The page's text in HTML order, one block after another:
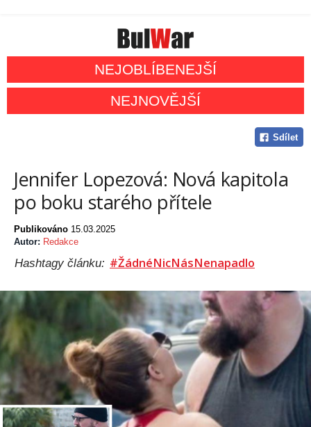
NEJOBLÍBENEJŠÍ
NEJNOVĚJŠÍ
Sdílet
Jennifer Lopezová: Nová kapitola
po boku starého přítele
Publikováno 15.03.2025
Autor: Redakce
Hashtagy článku: #ŽádnéNicNásNenapadlo